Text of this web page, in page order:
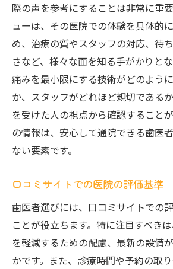
際の声を参考にすることは非常に重
ューは、その医院での体験を具体的
め、治療の質やスタッフの対応、待
さなど、様々な面を知る手がかりとな
痛みを最小限にする技術がどのよう
か、スタッフがどれほど親切である
を受けた人の視点から確認すること
の情報は、安心して通院できる歯医
ない要素です。
口コミサイトでの医院の評価基準
歯医者選びには、口コミサイトでの
ことが役立ちます。特に注目すべき
を軽減するための配慮、最新の設備
かです。また、診療時間や予約の取